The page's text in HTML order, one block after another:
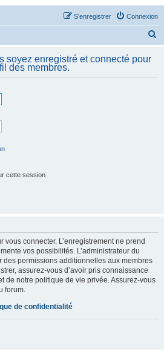
Connexion
S’enregistrer
h
soyez enregistré et connecté pour
des membres.
cette session
vous connecter. L’enregistrement ne prend
vos possibilités. L’administrateur du
des permissions additionnelles aux membres
assurez-vous d’avoir pris connaissance
de notre politique de vie privée. Assurez-vous
forum.
de confidentialité